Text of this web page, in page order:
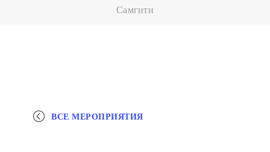
Самгити
ВСЕ МЕРОПРИЯТИЯ